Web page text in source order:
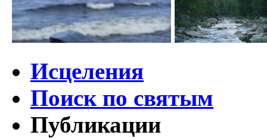
Исцеления
Поиск по святым
Публикации